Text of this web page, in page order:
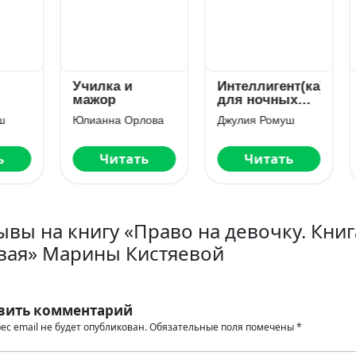
и
Орлова
Читать
Интеллигент(ка)
утех
Джулия Ромуш
Читать
Игры
Хочу играть в
Дина Ареева
Читать
на книгу «Право на девочку.
Марины Кистяевой
комментарий
email не будет опубликован.Обязательные поля помечены*